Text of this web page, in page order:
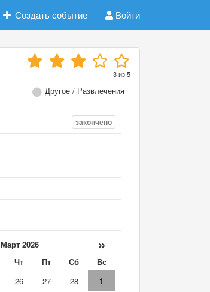
Создать событие Войти
3из5
Другое / Развлечения
закончено
Март 2026 »
Чт Пт Сб
Вс
26 27 28
1